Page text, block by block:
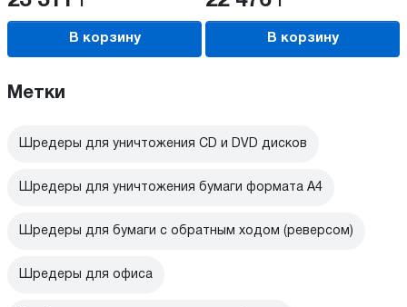
В корзину В корзину
Метки
Шредеры для уничтожения CD и DVD дисков
Шредеры для уничтожения бумаги формата А4
Шредеры для бумаги с обратным ходом (реверсом)
Шредеры для офиса